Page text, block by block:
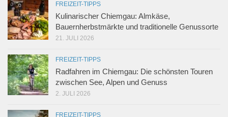
FREIZEIT-TIPPS
Kulinarischer Chiemgau: Almkäse,
Bauernherbstmärkte und traditionelle Genussorte
21. JULI 2026
FREIZEIT-TIPPS
Radfahren im Chiemgau: Die schönsten Touren
zwischen See, Alpen und Genuss
2. JULI 2026
FREIZEIT-TIPPS